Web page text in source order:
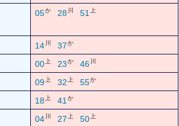
05か 28 川 51 上
14 川 37か
00 上 23か 46 川
09 上 32 上 55か
18 上 41 か
04 川 27 上 50 上